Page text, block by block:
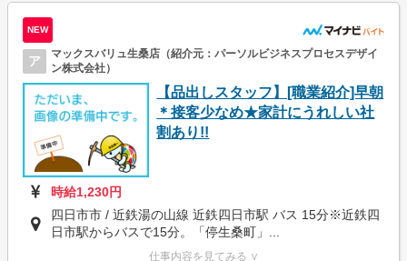
NEW
ア
マックスバリュ生桑店（紹介元：パーソルビジネスプロセスデザイ
ン株式会社）
【品出しスタッフ】[職業紹介]早朝
＊接客少なめ★家計にうれしい社
割あり!!
時給1,230円
四日市市 / 近鉄湯の山線 近鉄四日市駅 バス 15分※近鉄四
日市駅からバスで15分。「停生桑町」...
仕事内容を見てみる ∨